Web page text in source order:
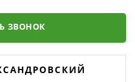
ЗВОНОК